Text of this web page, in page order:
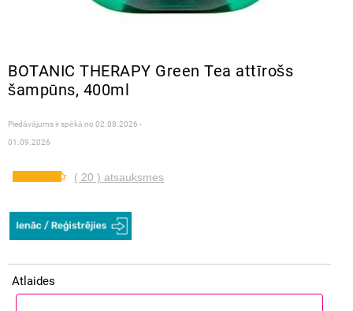
BOTANIC THERAPY Green Tea attīrošs
šampūns, 400ml
Piedāvājums ir spēkā no 02.08.2026 -
01.09.2026
( 20 ) atsauksmes
Atlaides